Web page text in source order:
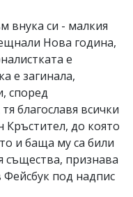
внука си - малкия
Нова година,
е
е загинала,
според
благославя всички
Кръстител, до която
и баща му са били
същества, признава
Фейсбук под надпис